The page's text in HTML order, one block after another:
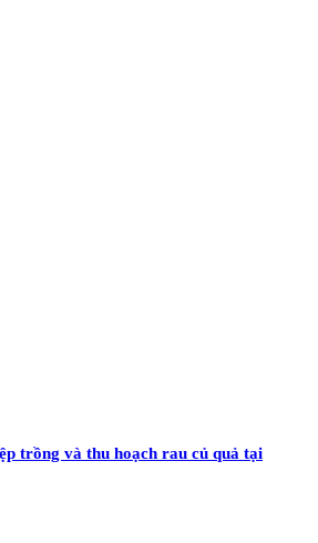
trồng và thu hoạch rau củ quả tại